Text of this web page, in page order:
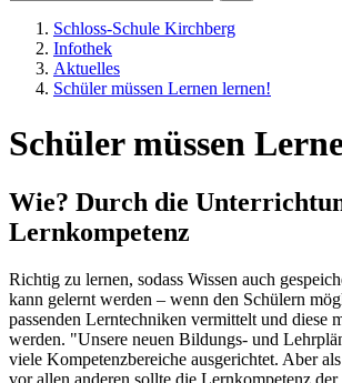
Schloss-Schule Kirchberg
Infothek
Aktuelles
Schüler müssen Lernen lernen!
Schüler müssen
Wie? Durch die
Lernkompetenz
Richtig zu lernen, sodass Wissen auch
kann gelernt werden – wenn den Schülern
passenden Lerntechniken vermittelt und diese
werden. "Unsere neuen Bildungs- und
viele Kompetenzbereiche ausgerichtet. Aber
vor allen anderen sollte die Lernkompetenz der